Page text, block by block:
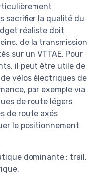
sacrifier la qualité du
réaliste doit
de la transmission
sur un VTTAE. Pour
il peut être utile de
vélos électriques de
par exemple via
de route légers
de route axés
le positionnement
dominante : trail,